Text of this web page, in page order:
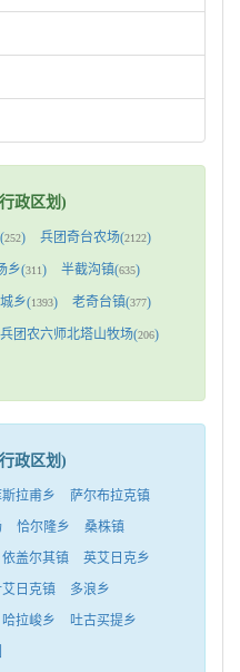
政区划)
252) 兵团奇台农场(2122)
乡(311) 半截沟镇(635)
乡(1393) 老奇台镇(377)
兵团农六师北塔山牧场(206)
政区划)
拉甫乡
萨尔布拉克镇
恰尔隆乡
桑株镇
依盖尔其镇
英艾日克乡
日克镇
多浪乡
哈拉峻乡
吐古买提乡